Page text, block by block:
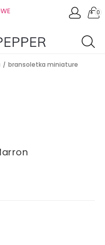
0
/ bransoletka miniature